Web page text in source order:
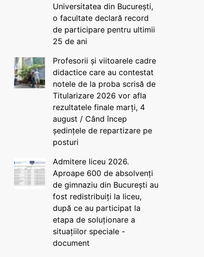
Universitatea din București,
o facultate declară record
de participare pentru ultimii
25 de ani
Profesorii și viitoarele cadre
didactice care au contestat
notele de la proba scrisă de
Titularizare 2026 vor afla
rezultatele finale marți, 4
august / Când încep
ședințele de repartizare pe
posturi
Admitere liceu 2026.
Aproape 600 de absolvenți
de gimnaziu din București au
fost redistribuiți la liceu,
după ce au participat la
etapa de soluționare a
situațiilor speciale -
document